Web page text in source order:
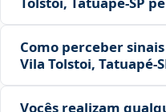
Como perceber
Vila Tolstoi,
Vocês realizam